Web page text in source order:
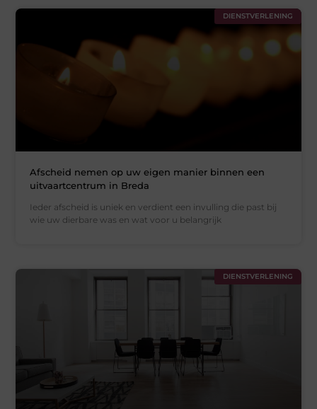
DIENSTVERLENING
Afscheid nemen op uw eigen manier binnen een
uitvaartcentrum in Breda
Ieder afscheid is uniek en verdient een invulling die past bij
wie uw dierbare was en wat voor u belangrijk
DIENSTVERLENING